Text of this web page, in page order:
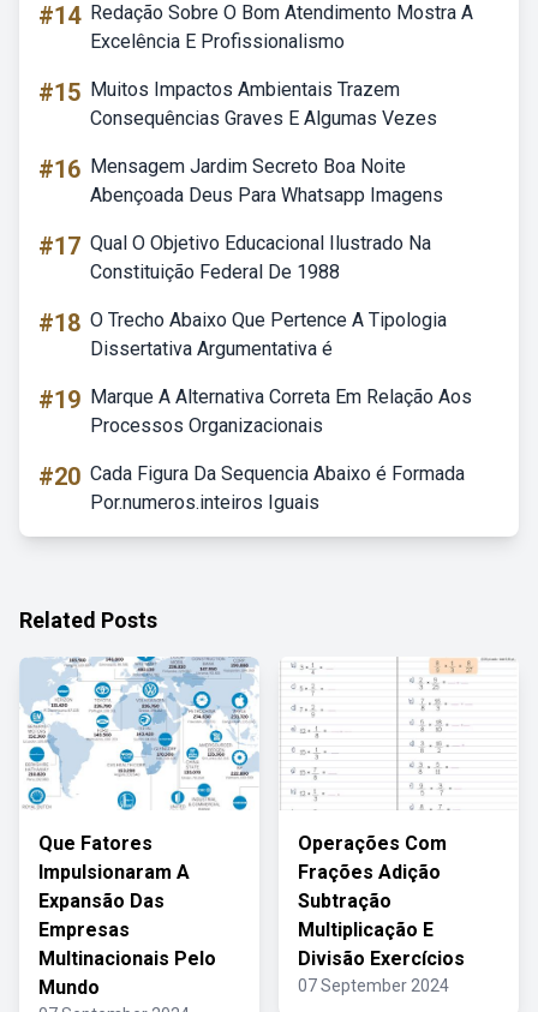
#14 Redação Sobre O Bom Atendimento Mostra A
Excelência E Profissionalismo
#15 Muitos Impactos Ambientais Trazem
Consequências Graves E Algumas Vezes
#16 Mensagem Jardim Secreto Boa Noite
Abençoada Deus Para Whatsapp Imagens
#17 Qual O Objetivo Educacional Ilustrado Na
Constituição Federal De 1988
#18 O Trecho Abaixo Que Pertence A Tipologia
Dissertativa Argumentativa é
#19 Marque A Alternativa Correta Em Relação Aos
Processos Organizacionais
#20 Cada Figura Da Sequencia Abaixo é Formada
Por.numeros.inteiros Iguais
Related Posts
Que Fatores
Impulsionaram A
Expansão Das
Empresas
Multinacionais Pelo
Mundo
Operações Com
Frações Adição
Subtração
Multiplicação E
Divisão Exercícios
07 September 2024